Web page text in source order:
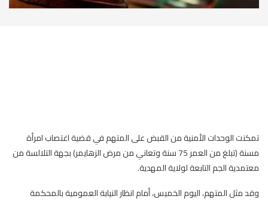
تمكنت الوحدات الأمنية من القبض على المتهم في قضية اغتصاب امرأة
مسنة (تبلغ من العمر 75 سنة وتعاني من مرض الزهايمر) بجهة التلالسة من
معتمدية الجم التابعة لولاية المهدية.
وقد مثل المتهم، اليوم الخميس، أمام انظار النيابة العمومية بالمحكمة